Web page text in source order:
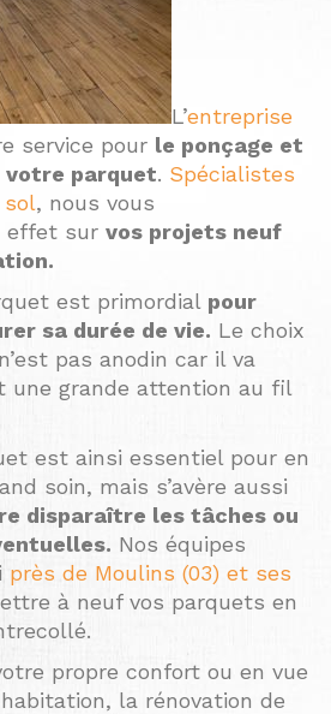
L’entreprise
service pour le ponçage et
parquet. Spécialistes
sol, nous vous
effet sur vos projets neuf
est primordial pour
sa durée de vie. Le choix
pas anodin car il va
une grande attention au fil
est ainsi essentiel pour en
soin, mais s’avère aussi
disparaître les tâches ou
Nos équipes
près de Moulins (03) et ses
à neuf vos parquets en
propre confort ou en vue
la rénovation de